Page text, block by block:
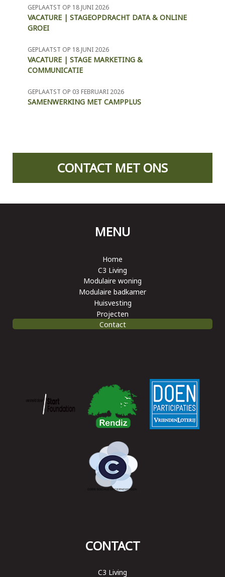
GEPLAATST OP 18 JUNI 2026
VACATURE | STAGEOPDRACHT DATA & ONLINE
GROEI
GEPLAATST OP 18 JUNI 2026
VACATURE | STAGE MARKETING &
COMMUNICATIE
GEPLAATST OP 03 FEBRUARI 2026
SAMENWERKING MET CAMPPLUS
CONTACT MET ONS
MENU
Home
C3 Living
Modulaire woning
Modulaire badkamer
Huisvesting
Projecten
Contact
CONTACT
C3 Living